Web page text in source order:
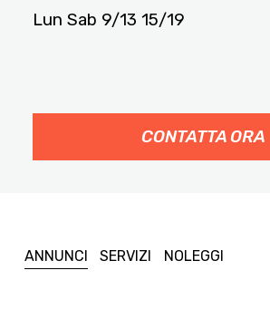
Lun Sab 9/13 15/19
CONTATTA ORA
ANNUNCI SERVIZI NOLEGGI